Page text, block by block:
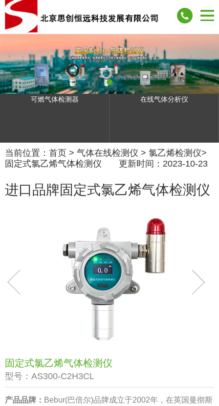
可燃气体检测器 在线气体分析仪
当前位置： 首页 > 气体在线检测仪 > 氯乙烯检测仪>
固定式氯乙烯气体检测仪 更新时间：2023-10-23
进口品牌固定式氯乙烯气体检测仪
固定式氯乙烯气体检测仪
型号： AS300-C2H3CL
产品品牌： Bebur(巴倍尔)品牌成立于2002年，在英国曼彻斯